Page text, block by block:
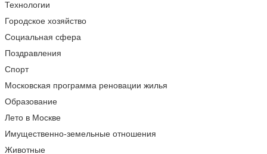
Технологии
Городское хозяйство
Социальная сфера
Поздравления
Спорт
Московская программа реновации жилья
Образование
Лето в Москве
Имущественно-земельные отношения
Животные